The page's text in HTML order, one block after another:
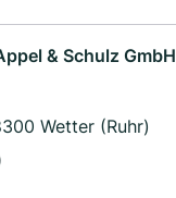
& Schulz GmbH
Wetter (Ruhr)